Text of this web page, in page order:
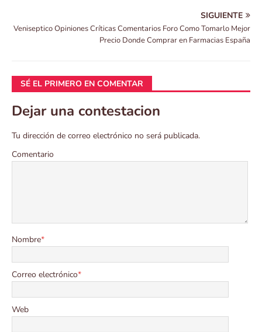
SIGUIENTE
Veniseptico Opiniones Críticas Comentarios Foro Como Tomarlo Mejor
Precio Donde Comprar en Farmacias España
SÉ EL PRIMERO EN COMENTAR
Dejar una contestacion
Tu dirección de correo electrónico no será publicada.
Comentario
Nombre*
Correo electrónico*
Web